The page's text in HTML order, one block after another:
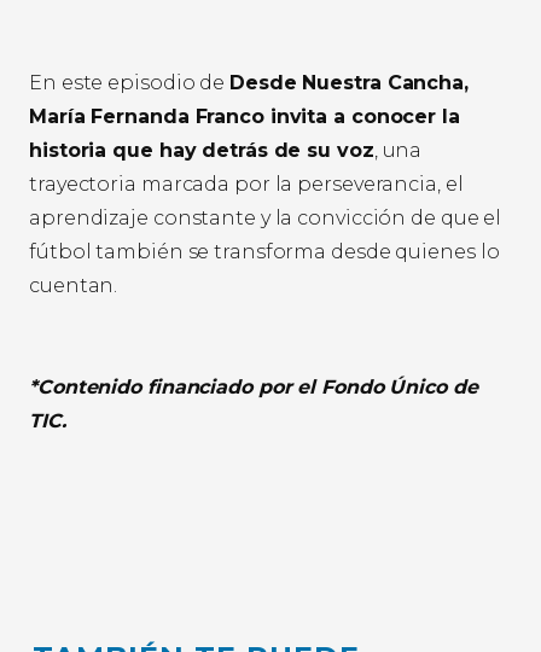
En este episodio de Desde Nuestra Cancha,
María Fernanda Franco invita a conocer la
historia que hay detrás de su voz, una
trayectoria marcada por la perseverancia, el
aprendizaje constante y la convicción de que el
fútbol también se transforma desde quienes lo
cuentan.
*Contenido financiado por el Fondo Único de
TIC.